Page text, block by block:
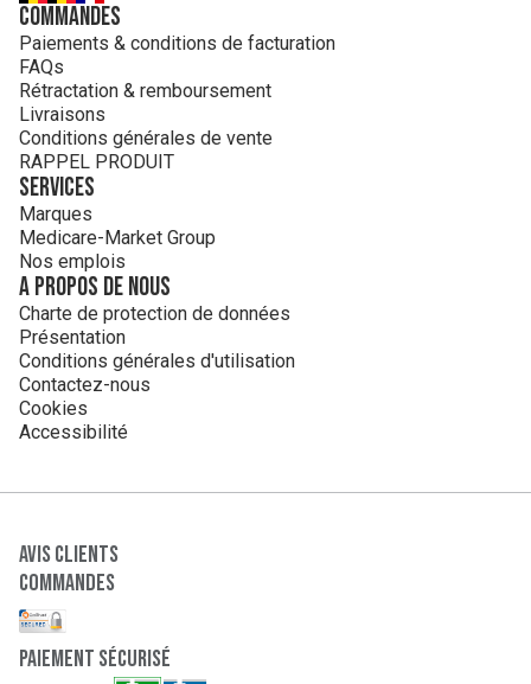
Commandes
Paiements & conditions de facturation
FAQs
Rétractation & remboursement
Livraisons
Conditions générales de vente
RAPPEL PRODUIT
Services
Marques
Medicare-Market Group
Nos emplois
A propos de nous
Charte de protection de données
Présentation
Conditions générales d'utilisation
Contactez-nous
Cookies
Accessibilité
Avis clients
Commandes
paiement sécurisé